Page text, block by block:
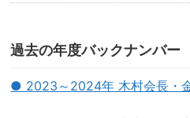
過去の年度バックナンバー
● 2023～2024年 木村会長・